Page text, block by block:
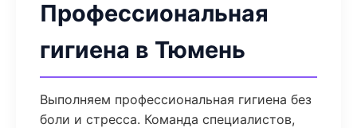
Профессиональная
гигиена в Тюмень
Выполняем профессиональная гигиена без
боли и стресса. Команда специалистов,